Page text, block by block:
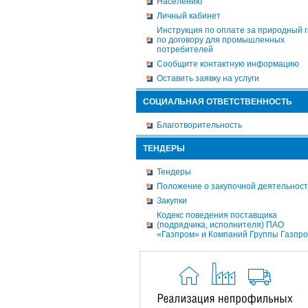
Личный кабинет
Инструкция по оплате за природный
по договору для промышленных
потребителей
Сообщите контактную информацию
Оставить заявку на услуги
СОЦИАЛЬНАЯ ОТВЕТСТВЕННОСТЬ
Благотворительность
ТЕНДЕРЫ
Тендеры
Положение о закупочной
Закупки
Кодекс поведения поставщика
(подрядчика, исполнителя) ПАО
«Газпром» и Компаний Группы